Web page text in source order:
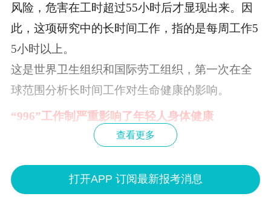
风险，危害在工时超过55小时后才显现出来。因
此，这项研究中的长时间工作，指的是每周工作5
5小时以上。
这是世界卫生组织和国际劳工组织，第一次在全
球范围分析长时间工作对生命健康的影响。
“996”工作制严重影响了年轻人身体健康
现在的年轻人身体素质真的越来越差，一些老年
人才会得的病，现在年轻人身上频繁出现。
比如颈椎病、腰间盘突出还有三高等，曾经新闻
查看更多
打开APP 订阅最新报考消息